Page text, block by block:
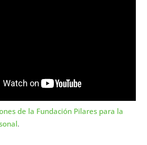
de la Fundación Pilares para la
.